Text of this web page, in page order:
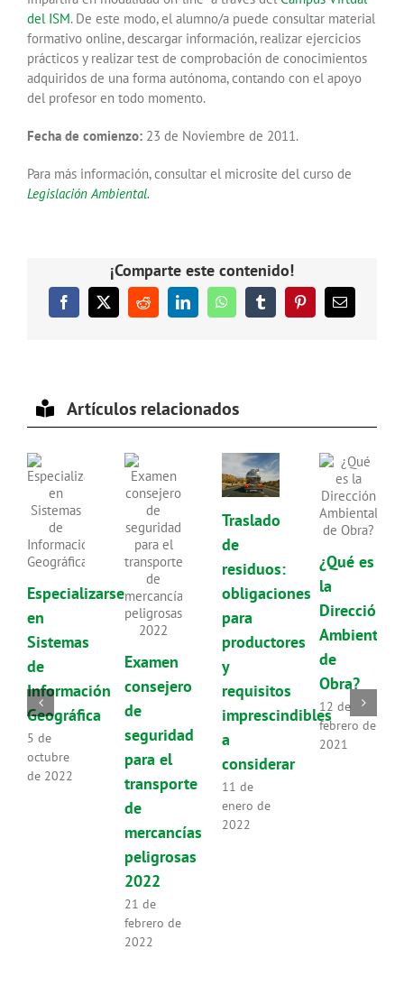
del ISM. De este modo, el alumno/a puede consultar material
formativo online, descargar información, realizar ejercicios
prácticos y realizar test de comprobación de conocimientos
adquiridos de una forma autónoma, contando con el apoyo
del profesor en todo momento.
Fecha de comienzo: 23 de Noviembre de 2011.
Para más información, consultar el microsite del curso de
Legislación Ambiental.
¡Comparte este contenido!
Facebook
X RedditLinkedInWhatsAppTumblrPinterestCorreo
electrónico
Artículos relacionados
Especializarse
en
Sistemas
de
Información
Geográfica
5 de
octubre
de 2022
Examen
consejero
de
seguridad
para el
transporte
de
mercancías
peligrosas
2022
21 de
febrero de
2022
Traslado
de
residuos:
obligaciones
para
productores
y
requisitos
imprescindibles
a
considerar
11 de
enero de
2022
¿Qué es
la
Dirección
Ambiental
de
Obra?
12 de
febrero de
2021